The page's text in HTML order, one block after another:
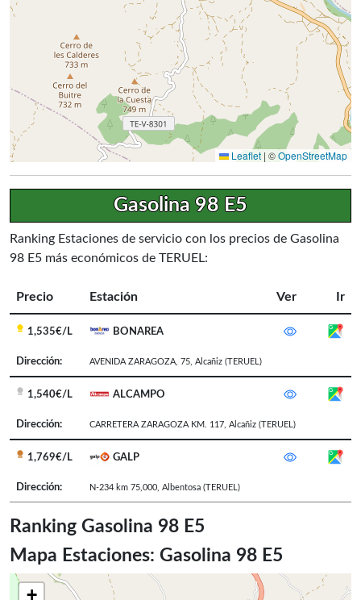
Leaflet | ©OpenStreetMap
Gasolina 98 E5
Ranking Estaciones de servicio con los precios de Gasolina
98 E5 más económicos de TERUEL:
Precio Estación Ver Ir
1,535€/L BONAREA
Dirección: AVENIDA ZARAGOZA, 75 Alcañiz (TERUEL)
1,540€/L ALCAMPO
Dirección: CARRETERA ZARAGOZA KM. 117 Alcañiz (TERUEL)
1,769€/L GALP
Dirección: N-234 km 75,000 Albentosa (TERUEL)
Ranking Gasolina 98 E5
Mapa Estaciones: Gasolina 98 E5
+